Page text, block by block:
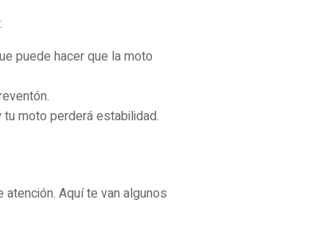
puede hacer que la moto
moto perderá estabilidad.
Aquí te van algunos